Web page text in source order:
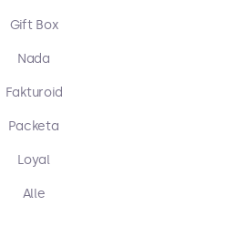
Gift Box
Nada
Fakturoid
Packeta
Loyal
Alle